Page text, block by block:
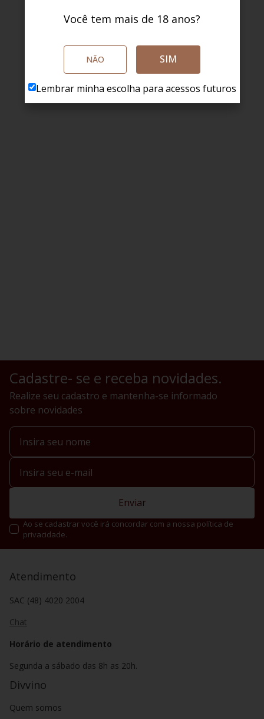
Cadastre- se e receba novidades.
Realize seu cadastro e mantenha-se informado
sobre novidades
Enviar
Ao se cadastrar você irá concordar com a nossa política de
privacidade.
Atendimento
SAC (48) 4020 2004
Chat
Horário de atendimento
Segunda a sábado das 8h as 20h.
Divvino
Quem somos
Você tem mais de 18 anos?
NÃO SIM
Lembrar minha escolha para acessos futuros